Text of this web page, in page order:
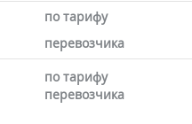
по тарифу
перевозчика
по тарифу
перевозчика